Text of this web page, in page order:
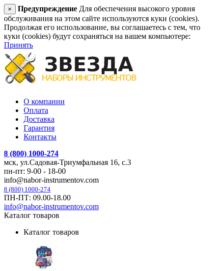
× Предупреждение Для обеспечения высокого уровня
обслуживания на этом сайте используются куки (cookies).
Продолжая его использование, вы соглашаетесь с тем, что
куки (cookies) будут сохраняться на вашем компьютере:
Принять
О компании
Оплата
Доставка
Гарантия
Контакты
8 (800) 1000-274
мск, ул.Садовая-Триумфальная 16, с.3
пн-пт: 9-00 - 18-00
info@nabor-instrumentov.com
8 (800) 1000-274
ПН-ПТ: 09.00-18.00
info@nabor-instrumentov.com
Каталог товаров
Каталог товаров